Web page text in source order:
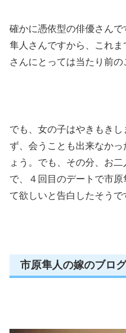
確かに憑依型の俳優さん
隼人さんですから、これ
さんにとっては当たり前の
でも、女の子はやきもき
ず、会うことも出来なか
ょう。でも、その分、お
で、４回目のデートで市
て欲しいと告白したそうで
市原隼人の嫁のブロ